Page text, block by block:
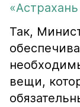
Так,
вещи,